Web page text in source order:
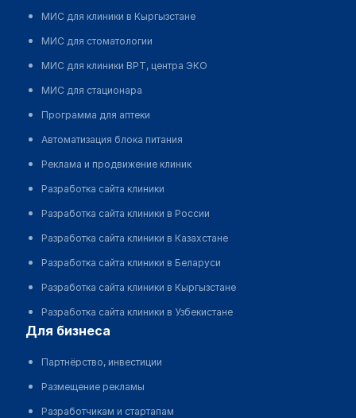
МИС для клиники в Кыргызстане
МИС для стоматологии
МИС для клиники ВРТ, центра ЭКО
МИС для стационара
Программа для аптеки
Автоматизация блока питания
Реклама и продвижение клиник
Разработка сайта клиники
Разработка сайта клиники в России
Разработка сайта клиники в Казахстане
Разработка сайта клиники в Беларуси
Разработка сайта клиники в Кыргызстане
Разработка сайта клиники в Узбекистане
для бизнеса
Партнёрство, инвестиции
Размещение рекламы
Разработчикам и стартапам